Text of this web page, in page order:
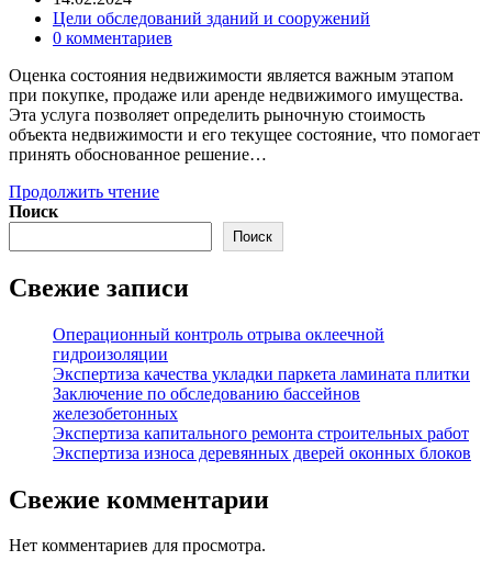
опубликована:
Рубрика
записи:
Цели обследований зданий и сооружений
Комментарии
записи:
0 комментариев
Оценка состояния недвижимости является важным этапом
при покупке, продаже или аренде недвижимого имущества.
Эта услуга позволяет определить рыночную стоимость
объекта недвижимости и его текущее состояние, что помогает
принять обоснованное решение…
Продолжить чтениеОценка
недвижимости
перед
Поиск
Поиск
Свежие записи
Операционный контроль отрыва оклеечной
гидроизоляции
Экспертиза качества укладки паркета ламината плитки
Заключение по обследованию бассейнов
железобетонных
Экспертиза капитального ремонта строительных работ
Экспертиза износа деревянных дверей оконных блоков
Свежие комментарии
Нет комментариев для просмотра.